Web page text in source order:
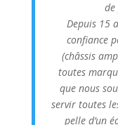
de
Depuis 15
confiance
(châssis
toutes
que nous
servir toutes
pelle d’un